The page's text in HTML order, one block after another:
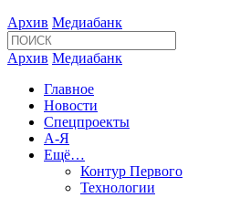
Архив Медиабанк
Архив Медиабанк
Главное
Новости
Спецпроекты
А-Я
Ещё…
Контур Первого
Технологии